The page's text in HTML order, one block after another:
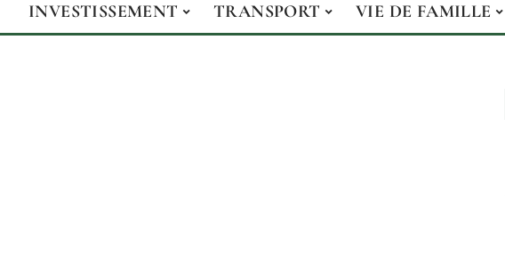
INVESTISSEMENT
TRANSPORT VIE DE FAMILLE